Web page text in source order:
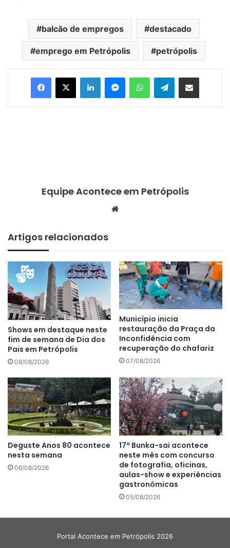
balcão de empregos destacado
emprego em Petrópolis petrópolis
Telegram
Equipe Acontece em Petrópolis
Artigos relacionados
Shows em destaque neste
fim de semana de Dia dos
Pais em Petrópolis
08/08/2026
Município inicia
restauração da Praça da
Inconfidência com
recuperação do chafariz
07/08/2026
Deguste Anos 80 acontece
nesta semana
06/08/2026
17º Bunka-sai acontece
neste mês com concurso
de fotografia, oficinas,
aulas-show e experiências
gastronômicas
05/08/2026
Portal Acontece em Petrópolis 2026